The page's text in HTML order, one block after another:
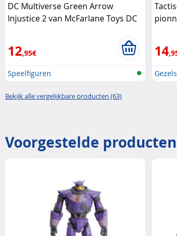
DC Multiverse Green Arrow
Injustice 2 van McFarlane Toys DC
12,95€
Speelfiguren
14
Bekijk alle vergelijkbare producten (63)
Voorgestelde producten